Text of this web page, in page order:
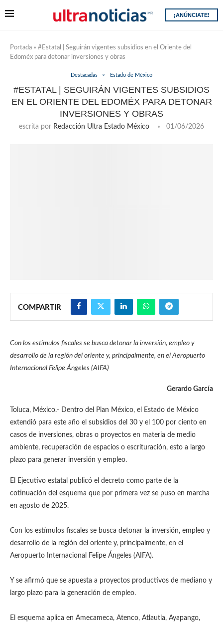
¡ANÚNCIATE!
Portada » #Estatal | Seguirán vigentes subsidios en el Oriente del
Edoméx para detonar inversiones y obras
Destacadas Estado de México
#ESTATAL | SEGUIRÁN VIGENTES SUBSIDIOS
EN EL ORIENTE DEL EDOMÉX PARA DETONAR
INVERSIONES Y OBRAS
escrita por Redacción Ultra Estado México 01/06/2026
COMPARTIR
Con los estímulos fiscales se busca detonar la inversión, empleo y
desarrollo de la región del oriente y, principalmente, en el Aeropuerto
Internacional Felipe Ángeles (AIFA)
Gerardo García
Toluca, México.- Dentro del Plan México, el Estado de México
extendió para este año el subsidios del 30 y el 100 por ciento en
casos de inversiones, obras o proyectos en materia de medio
ambiente, recuperación de espacios o escrituración, esto a largo
plazo para generar inversión y empleo.
El Ejecutivo estatal publicó el decreto como parte de la
cotinuación del esquema que por primera vez se puso en marcha
en agosto de 2025.
Con los estímulos fiscales se busca detonar la inversión, empleo y
desarrollo de la región del oriente y, principalmente, en el
Aeropuerto Internacional Felipe Ángeles (AIFA).
Y se afirmó que se apuesta a proyectos productivos de mediano y
largo plazo para la generación de empleo.
El esquema aplica en Amecameca, Atenco, Atlautla, Ayapango,